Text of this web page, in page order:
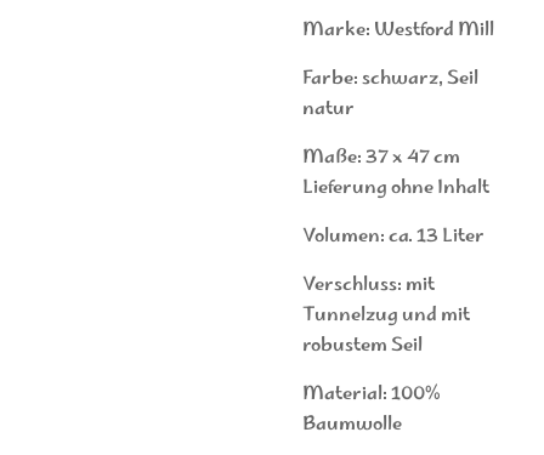
Marke: Westford Mill
Farbe: schwarz, Seil
natur
Maße: 37 x 47 cm
Lieferung ohne Inhalt
Volumen: ca. 13 Liter
Verschluss: mit
Tunnelzug und mit
robustem Seil
Material: 100%
Baumwolle